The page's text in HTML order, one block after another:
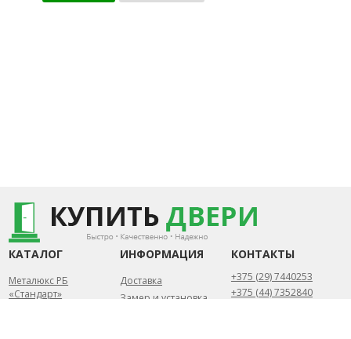
КАТАЛОГ
Металюкс РБ
«Стандарт»
ИНФОРМАЦИЯ
Доставка
Замер и установка
КОНТАКТЫ
+375 (29) 7440253
+375 (44) 7352840